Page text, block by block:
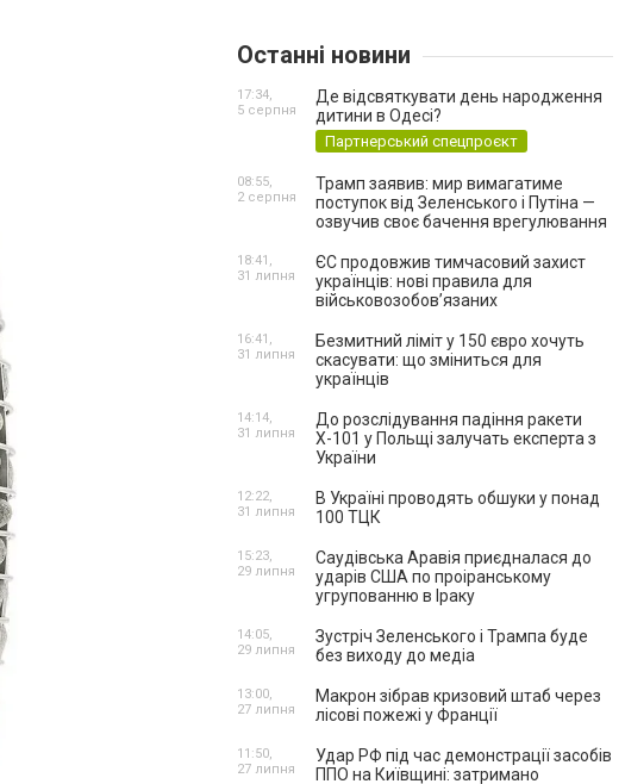
Останні новини
Де відсвяткувати день народження
дитини в Одесі?
Партнерський спецпроєкт
17:34,
5 серпня
Трамп заявив: мир вимагатиме
поступок від Зеленського і Путіна —
озвучив своє бачення врегулювання
08:55,
2 серпня
ЄС продовжив тимчасовий захист
українців: нові правила для
військовозобов’язаних
18:41,
31 липня
Безмитний ліміт у 150 євро хочуть
скасувати: що зміниться для
українців
16:41,
31 липня
До розслідування падіння ракети
Х-101 у Польщі залучать експерта з
України
14:14,
31 липня
В Україні проводять обшуки у понад
100 ТЦК
12:22,
31 липня
Саудівська Аравія приєдналася до
ударів США по проіранському
угрупованню в Іраку
15:23,
29 липня
Зустріч Зеленського і Трампа буде
без виходу до медіа
14:05,
29 липня
Макрон зібрав кризовий штаб через
лісові пожежі у Франції
13:00,
27 липня
Удар РФ під час демонстрації засобів
ППО на Київщині: затримано
11:50,
27 липня